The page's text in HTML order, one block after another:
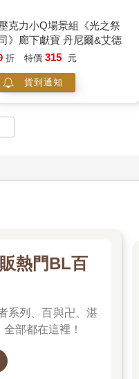
克力小Q場景組《光之祭
》廊下獻寶 丹尼爾&艾德
折 特價 315 元
貨到通知
熱門BL百
系列、百與卍、湛
部都在這裡！